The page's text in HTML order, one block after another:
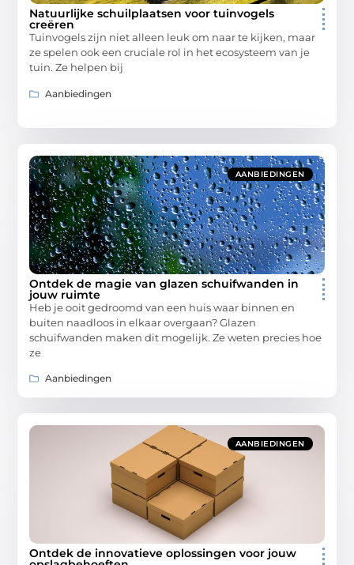
Natuurlijke schuilplaatsen voor tuinvogels
creëren
Tuinvogels zijn niet alleen leuk om naar te kijken, maar
ze spelen ook een cruciale rol in het ecosysteem van je
tuin. Ze helpen bij
Aanbiedingen
AANBIEDINGEN
Ontdek de magie van glazen schuifwanden in
jouw ruimte
Heb je ooit gedroomd van een huis waar binnen en
buiten naadloos in elkaar overgaan? Glazen
schuifwanden maken dit mogelijk. Ze weten precies hoe
ze
Aanbiedingen
AANBIEDINGEN
Ontdek de innovatieve oplossingen voor jouw